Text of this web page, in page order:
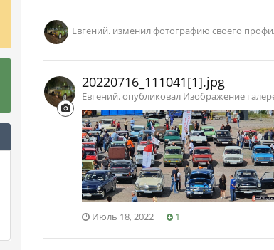
Евгений. изменил фотографию своего
20220716_111041[1].jpg
Евгений. опубликовал Изображение
Июль 18, 2022 1